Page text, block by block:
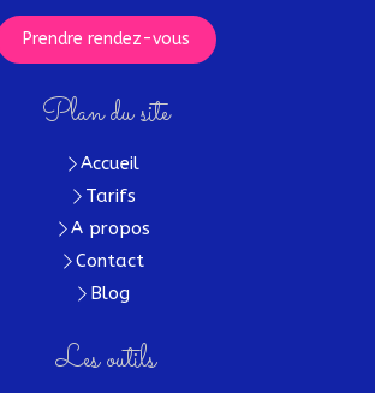
Prendre rendez-vous
Plan du site
Accueil
Tarifs
A propos
Contact
Blog
Les outils